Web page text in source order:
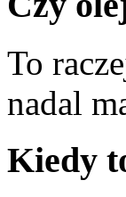
To
nadal
Kiedy